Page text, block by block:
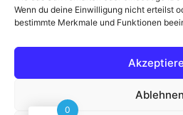
Wenn du deine Einwilligung nicht erteilst
bestimmte Merkmale und Funktionen
Ablehnen
© 9. August 2026 The
0